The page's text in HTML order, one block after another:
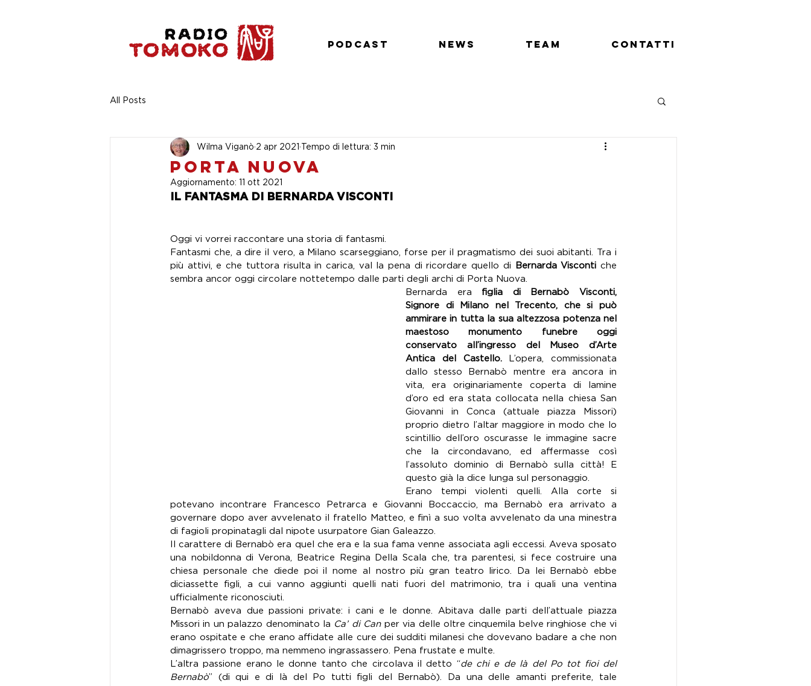
All Posts
Porta Nuova
Wilma Viganò 2 apr 2021 Tempo di lettura: 3 min
Aggiornamento: 11 ott 2021
IL FANTASMA DI BERNARDA VISCONTI
Oggi vi vorrei raccontare una storia di fantasmi.
Fantasmi che, a dire il vero, a Milano scarseggiano, forse per il pragmatismo dei suoi abitanti. Tra i
più attivi, e che tuttora risulta in carica, val la pena di ricordare quello di
Bernarda Visconti che
sembra ancor oggi circolare nottetempo dalle parti degli archi di Porta Nuova.
Bernarda era figlia di Bernabò Visconti,
Signore di Milano nel Trecento, che si può
ammirare in tutta la sua altezzosa potenza nel
maestoso monumento funebre oggi
conservato all’ingresso del Museo d’Arte
Antica del Castello. L’opera, commissionata
dallo stesso Bernabò mentre era ancora in
vita, era originariamente coperta di lamine
d’oro ed era stata collocata nella chiesa San
Giovanni in Conca (attuale piazza Missori)
proprio dietro l’altar maggiore in modo che lo
scintillio dell’oro oscurasse le immagine sacre
che la circondavano, ed affermasse così
l’assoluto dominio di Bernabò sulla città! E
questo già la dice lunga sul personaggio.
Erano tempi violenti quelli. Alla corte si
potevano incontrare Francesco Petrarca e Giovanni Boccaccio, ma Bernabò era arrivato a
governare dopo aver avvelenato il fratello Matteo, e finì a suo volta avvelenato da una minestra
di fagioli propinatagli dal nipote usurpatore Gian Galeazzo.
Il carattere di Bernabò era quel che era e la sua fama venne associata agli eccessi. Aveva sposato
una nobildonna di Verona, Beatrice Regina Della Scala che, tra parentesi, si fece costruire una
chiesa personale che diede poi il nome al nostro più gran teatro lirico. Da lei Bernabò ebbe
diciassette figli, a cui vanno aggiunti quelli nati fuori del matrimonio, tra i quali una ventina
ufficialmente riconosciuti.
Bernabò aveva due passioni private: i cani e le donne. Abitava dalle parti dell’attuale piazza
Missori in un palazzo denominato la Ca’ di Can per via delle oltre cinquemila belve ringhiose che vi
erano ospitate e che erano affidate alle cure dei sudditi milanesi che dovevano badare a che non
dimagrissero troppo, ma nemmeno ingrassassero. Pena frustate e multe.
L’altra passione erano le donne tanto che circolava il detto “de chi e de là del Po tot fioi del
Bernabò” (di qui e di là del Po tutti figli del Bernabò). Da una delle amanti preferite, tale
Podcast News Team Contatti